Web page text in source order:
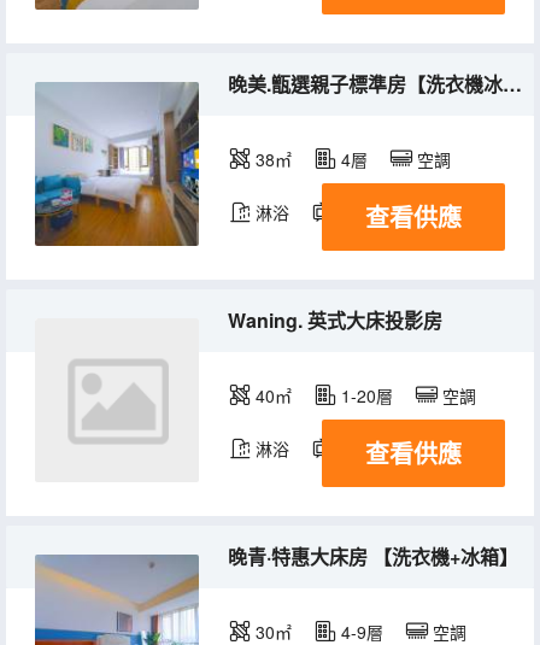
晚美.甑選親子標準房【洗衣機冰箱、榻榻米】
38㎡ 4層 空調
淋浴 電視機 冰箱
查看供應
Waning. 英式大床投影房
40㎡ 1-20層 空調
淋浴 電視機 冰箱
查看供應
晚青·特惠大床房 【洗衣機+冰箱】
30㎡ 4-9層 空調